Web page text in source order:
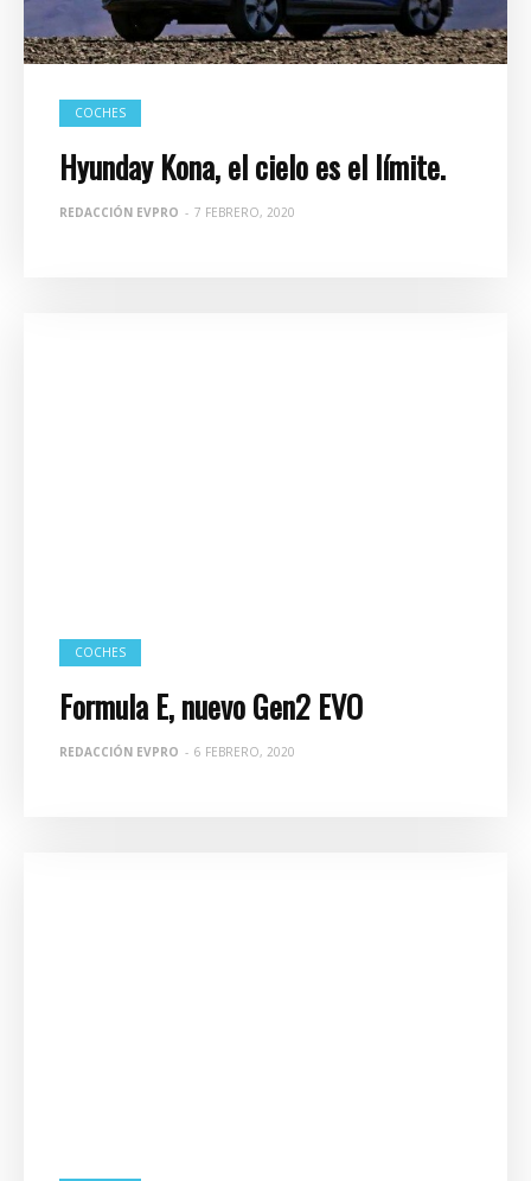
COCHES
Hyunday Kona, el cielo es el límite.
REDACCIÓN EVPRO - 7 FEBRERO, 2020
COCHES
Formula E, nuevo Gen2 EVO
REDACCIÓN EVPRO - 6 FEBRERO, 2020